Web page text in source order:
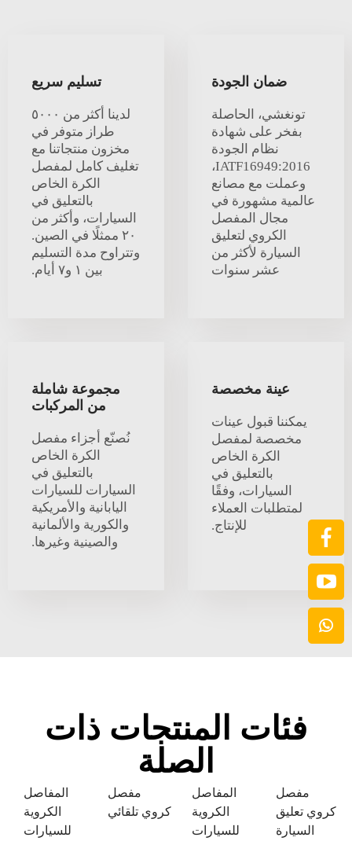
ضمان الجودة
تونغشي، الحاصلة
بفخر على شهادة
نظام الجودة
IATF16949:2016،
وعملت مع مصانع
عالمية مشهورة في
مجال المفصل
الكروي لتعليق
السيارة لأكثر من
عشر سنوات
تسليم سريع
لدينا أكثر من ٥٠٠٠
طراز متوفر في
مخزون منتجاتنا مع
تغليف كامل لمفصل
الكرة الخاص
بالتعليق في
السيارات، وأكثر من
٢٠ ممثلًا في الصين.
وتتراوح مدة التسليم
بين ١ و٧ أيام.
عينة مخصصة
يمكننا قبول عينات
مخصصة لمفصل
الكرة الخاص
بالتعليق في
السيارات، وفقًا
لمتطلبات العملاء
للإنتاج.
مجموعة شاملة
من المركبات
نُصنّع أجزاء مفصل
الكرة الخاص
بالتعليق في
السيارات للسيارات
اليابانية والأمريكية
والكورية والألمانية
والصينية وغيرها.
فئات المنتجات ذات
الصلة
مفصل
كروي تعليق
السيارة
المفاصل
الكروية
للسيارات
مفصل
كروي تلقائي
المفاصل
الكروية
للسيارات